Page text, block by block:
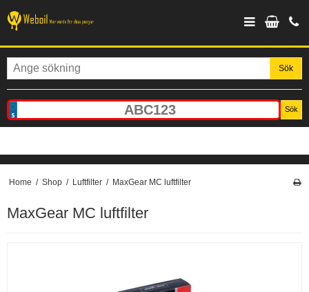
Sök
Sök
Home / Shop / Luftfilter / MaxGear MC luftfilter
MaxGear MC luftfilter